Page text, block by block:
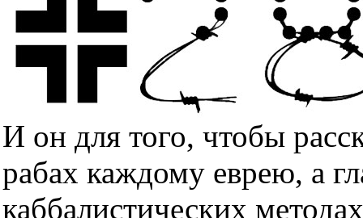
И он для того, чтобы
рабах каждому еврею, а
каббалистических